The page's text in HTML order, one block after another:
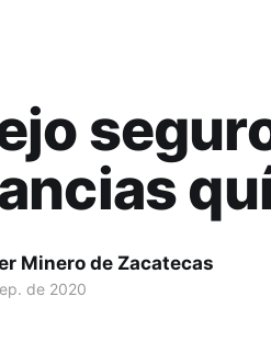
Minero de Zacatecas
de 2020